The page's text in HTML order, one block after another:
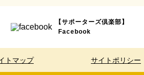
【サポーターズ倶楽部】
Facebook
トマップ サイトポリシー